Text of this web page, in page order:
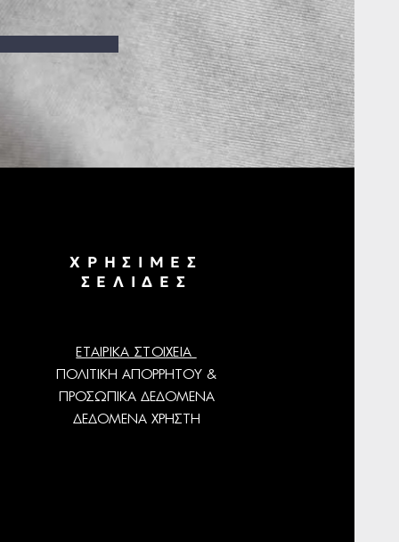
ΧΡΗΣΙΜΕΣ
ΣΕΛΙΔΕΣ
ΕΤΑΙΡΙΚΑ ΣΤΟΙΧΕΙΑ
ΠΟΛΙΤΙΚΗ ΑΠΟΡΡΗΤΟΥ &
ΠΡΟΣΩΠΙΚΑ ΔΕΔΟΜΕΝΑ
ΔΕΔΟΜΕΝΑ ΧΡΗΣΤΗ